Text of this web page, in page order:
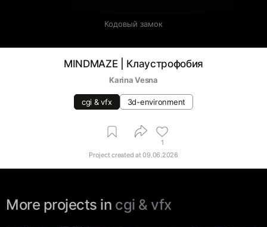
Кодовый замок
MINDMAZE | Клаустрофобия
Karina Vesna
cgi & vfx 3d-environment
1
Project created at09.06.2026
More projects in cgi & vfx